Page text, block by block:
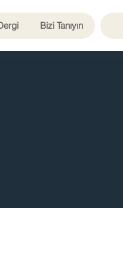
Bizi Tanıyın